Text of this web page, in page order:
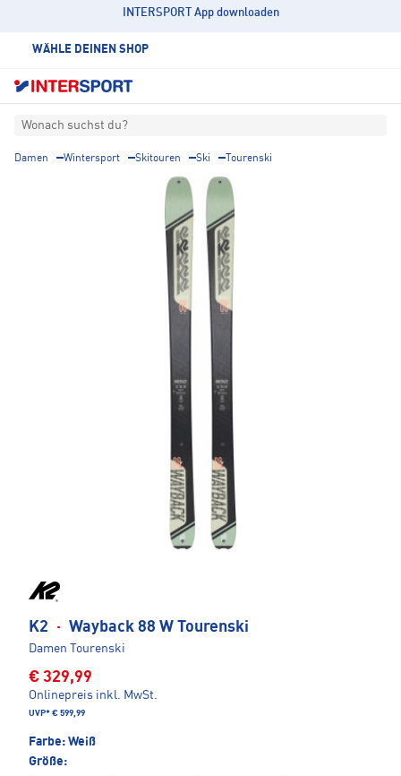
INTERSPORT App downloaden
WÄHLE DEINEN SHOP
Wonach suchst du?
Damen Wintersport Skitouren Ski Tourenski
K2 · Wayback 88 W Tourenski
Damen Tourenski
€ 329,99
Onlinepreis inkl. MwSt.
UVP* € 599,99
Farbe: Weiß
Größe: